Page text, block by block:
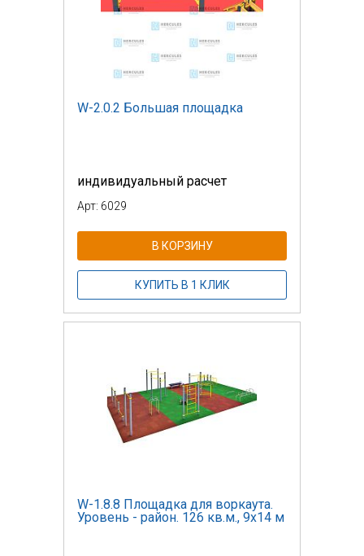
W-2.0.2 Большая площадка
индивидуальный расчет
Арт: 6029
В КОРЗИНУ
КУПИТЬ В 1 КЛИК
W-1.8.8 Площадка для воркаута.
Уровень - район. 126 кв.м., 9х14 м